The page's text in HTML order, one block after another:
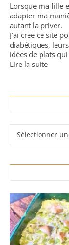
Lorsque ma fille
adapter ma
autant la priver.
J'ai créé ce site
diabétiques,
idées de plats
Lire la suite